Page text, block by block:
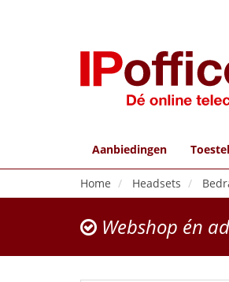
Aanbiedingen
Home Headsets
Webshop én